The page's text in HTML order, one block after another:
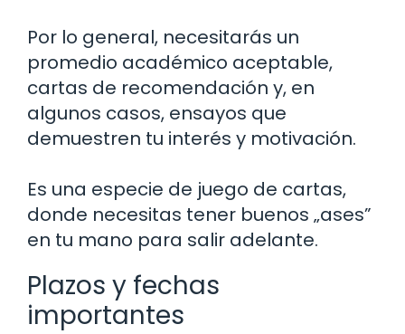
Por lo general, necesitarás un
promedio académico aceptable,
cartas de recomendación y, en
algunos casos, ensayos que
demuestren tu interés y motivación.
Es una especie de juego de cartas,
donde necesitas tener buenos „ases”
en tu mano para salir adelante.
Plazos y fechas
importantes